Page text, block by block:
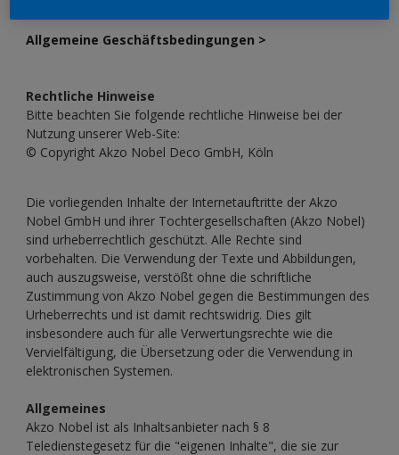
Allgemeine Geschäftsbedingungen >
Rechtliche Hinweise
Bitte beachten Sie folgende rechtliche Hinweise bei der
Nutzung unserer Web-Site:
© Copyright Akzo Nobel Deco GmbH, Köln
Die vorliegenden Inhalte der Internetauftritte der Akzo
Nobel GmbH und ihrer Tochtergesellschaften (Akzo Nobel)
sind urheberrechtlich geschützt. Alle Rechte sind
vorbehalten. Die Verwendung der Texte und Abbildungen,
auch auszugsweise, verstößt ohne die schriftliche
Zustimmung von Akzo Nobel gegen die Bestimmungen des
Urheberrechts und ist damit rechtswidrig. Dies gilt
insbesondere auch für alle Verwertungsrechte wie die
Vervielfältigung, die Übersetzung oder die Verwendung in
elektronischen Systemen.
Allgemeines
Akzo Nobel ist als Inhaltsanbieter nach § 8
Teledienstegesetz für die "eigenen Inhalte", die sie zur